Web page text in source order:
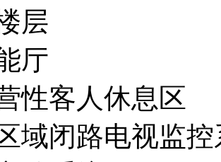
层
厅
性客人休息区
域闭路电视监控